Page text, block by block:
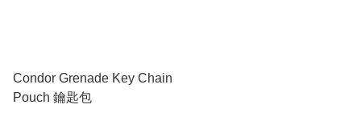
Condor Grenade Key Chain
Pouch 鑰匙包